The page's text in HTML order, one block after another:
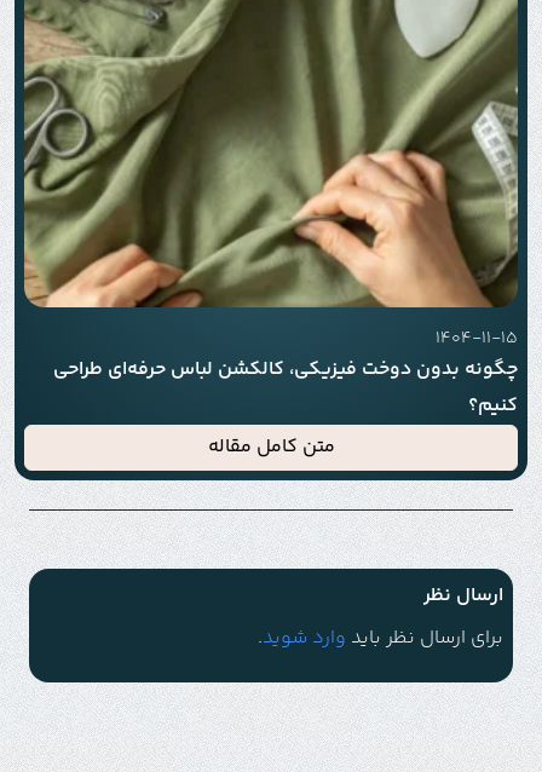
1404-11-15
چگونه بدون دوخت فیزیکی، کالکشن لباس حرفه‌ای طراحی
کنیم؟
متن کامل مقاله
ارسال نظر
برای ارسال نظر باید وارد شوید.